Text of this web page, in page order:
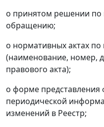
о принятом решении
обращению;
о нормативных актах
(наименование, номер,
правового акта);
о форме
периодической
изменений в Реестр;